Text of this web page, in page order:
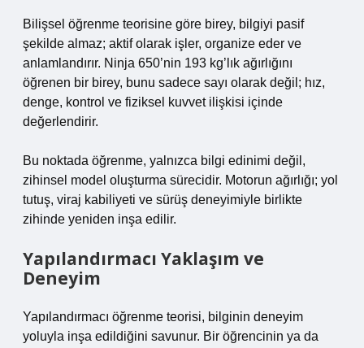
Bilişsel öğrenme teorisine göre birey, bilgiyi pasif
şekilde almaz; aktif olarak işler, organize eder ve
anlamlandırır. Ninja 650’nin 193 kg’lık ağırlığını
öğrenen bir birey, bunu sadece sayı olarak değil; hız,
denge, kontrol ve fiziksel kuvvet ilişkisi içinde
değerlendirir.
Bu noktada öğrenme, yalnızca bilgi edinimi değil,
zihinsel model oluşturma sürecidir. Motorun ağırlığı; yol
tutuş, viraj kabiliyeti ve sürüş deneyimiyle birlikte
zihinde yeniden inşa edilir.
Yapılandırmacı Yaklaşım ve
Deneyim
Yapılandırmacı öğrenme teorisi, bilginin deneyim
yoluyla inşa edildiğini savunur. Bir öğrencinin ya da